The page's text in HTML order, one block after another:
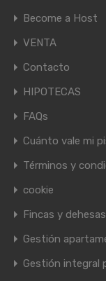
Become a Host
VENTA
Contacto
HIPOTECAS
FAQs
Cuánto vale mi
Términos y
cookie
Fincas y dehesas
Gestión
Gestión integral